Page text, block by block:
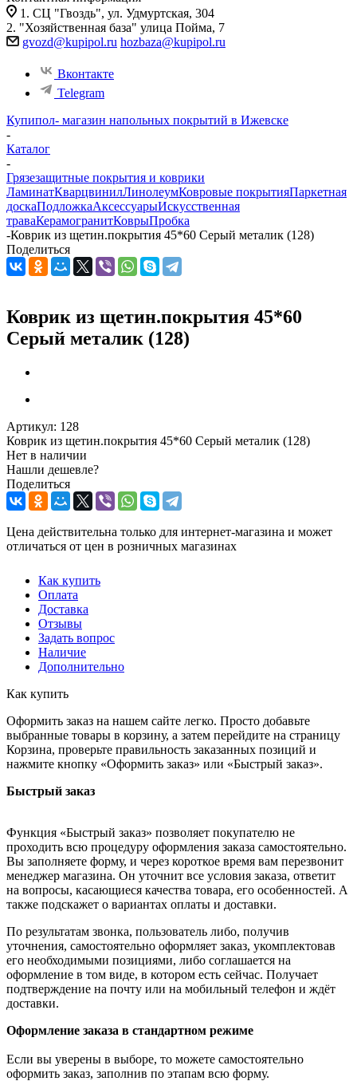
1. СЦ "Гвоздь", ул. Удмуртская, 304
2. "Хозяйственная база" улица Пойма, 7
gvozd@kupipol.ru hozbaza@kupipol.ru
Вконтакте
Telegram
Купипол- магазин напольных покрытий в Ижевске
-
Каталог
-
Грязезащитные покрытия и коврики
ЛаминатКварцвинилЛинолеумКовровые покрытияПаркетная
доскаПодложкаАксессуарыИскусственная
траваКерамогранитКоврыПробка
-Коврик из щетин.покрытия 45*60 Серый металик (128)
Поделиться
Коврик из щетин.покрытия 45*60
Серый металик (128)
Артикул: 128
Коврик из щетин.покрытия 45*60 Серый металик (128)
Нет в наличии
Нашли дешевле?
Поделиться
Цена действительна только для интернет-магазина и может
отличаться от цен в розничных магазинах
Как купить
Оплата
Доставка
Отзывы
Задать вопрос
Наличие
Дополнительно
Как купить
Оформить заказ на нашем сайте легко. Просто добавьте
выбранные товары в корзину, а затем перейдите на страницу
Корзина, проверьте правильность заказанных позиций и
нажмите кнопку «Оформить заказ» или «Быстрый заказ».
Быстрый заказ
Функция «Быстрый заказ» позволяет покупателю не
проходить всю процедуру оформления заказа самостоятельно.
Вы заполняете форму, и через короткое время вам перезвонит
менеджер магазина. Он уточнит все условия заказа, ответит
на вопросы, касающиеся качества товара, его особенностей. А
также подскажет о вариантах оплаты и доставки.
По результатам звонка, пользователь либо, получив
уточнения, самостоятельно оформляет заказ, укомплектовав
его необходимыми позициями, либо соглашается на
оформление в том виде, в котором есть сейчас. Получает
подтверждение на почту или на мобильный телефон и ждёт
доставки.
Оформление заказа в стандартном режиме
Если вы уверены в выборе, то можете самостоятельно
оформить заказ, заполнив по этапам всю форму.